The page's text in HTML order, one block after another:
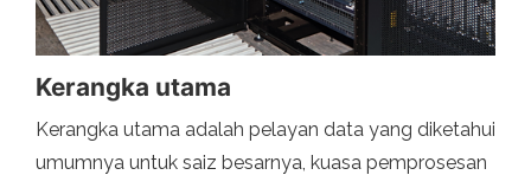
Kerangka utama
Kerangka utama adalah pelayan data yang diketahui
umumnya untuk saiz besarnya, kuasa pemprosesan